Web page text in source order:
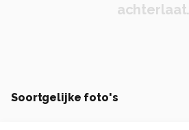
achterlaat.
Soortgelijke foto's